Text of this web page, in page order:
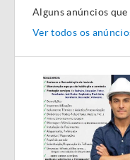
Alguns anúncios que
Ver todos os